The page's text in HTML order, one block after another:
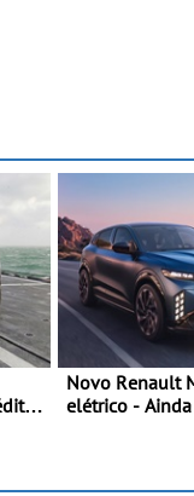
Novo Renault
elétrico -